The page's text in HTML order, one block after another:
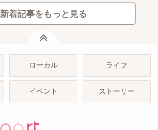
新着記事をもっと見る
ローカル ライフ
イベント ストーリー